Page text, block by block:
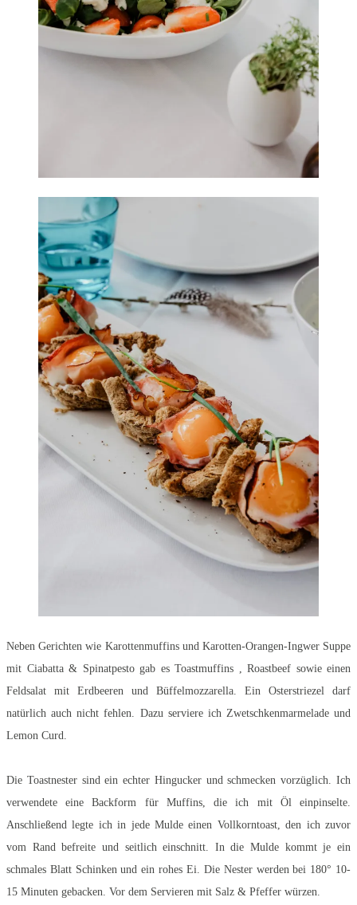
Neben Gerichten wie Karottenmuffins und Karotten-Orangen-Ingwer Suppe
mit Ciabatta & Spinatpesto gab es Toastmuffins , Roastbeef sowie einen
Feldsalat mit Erdbeeren und Büffelmozzarella. Ein Osterstriezel darf
natürlich auch nicht fehlen. Dazu serviere ich Zwetschkenmarmelade und
Lemon Curd.
Die Toastnester sind ein echter Hingucker und schmecken vorzüglich. Ich
verwendete eine Backform für Muffins, die ich mit Öl einpinselte.
Anschließend legte ich in jede Mulde einen Vollkorntoast, den ich zuvor
vom Rand befreite und seitlich einschnitt. In die Mulde kommt je ein
schmales Blatt Schinken und ein rohes Ei. Die Nester werden bei 180° 10-
15 Minuten gebacken. Vor dem Servieren mit Salz & Pfeffer würzen.